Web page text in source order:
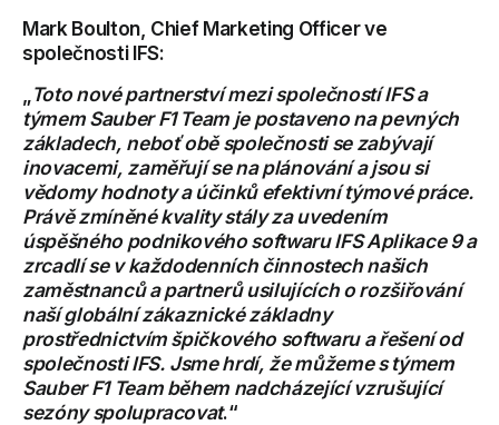
Mark Boulton, Chief Marketing Officer ve
společnosti IFS:
Toto nové partnerství mezi společností IFS a
týmem Sauber F1 Team je postaveno na pevných
základech, neboť obě společnosti se zabývají
inovacemi, zaměřují se na plánování a jsou si
vědomy hodnoty a účinků efektivní týmové práce.
Právě zmíněné kvality stály za uvedením
úspěšného podnikového softwaru IFS Aplikace 9 a
zrcadlí se v každodenních činnostech našich
zaměstnanců a partnerů usilujících o rozšiřování
naší globální zákaznické základny
prostřednictvím špičkového softwaru a řešení od
společnosti IFS. Jsme hrdí, že můžeme s týmem
Sauber F1 Team během nadcházející vzrušující
sezóny spolupracovat.“